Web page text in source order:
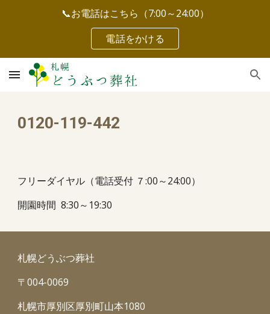
Skip to main content Skip to navigation
📞お電話はこちら（7:00～24:00）
電話をかける
0120-119-442
フリーダイヤル（電話受付 ７:00～24:00）
開園時間 8:30～19:30
札幌どうぶつ葬社
〒004-0069
札幌市厚別区厚別町山本1080